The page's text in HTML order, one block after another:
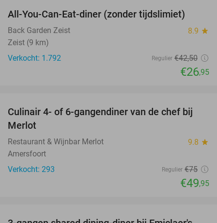
All-You-Can-Eat-diner (zonder tijdslimiet)
Back Garden Zeist 8.9 star
Zeist (9 km)
Verkocht: 1.792
Regulier €42,50
€26,95
33%
Culinair 4- of 6-gangendiner van de chef bij
Merlot
Restaurant & Wijnbar Merlot 9.8 star
Amersfoort
Verkocht: 293
Regulier €75
€49,95